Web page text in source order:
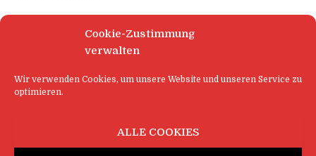
Cookie-Zustimmung
verwalten
Wir verwenden Cookies, um unsere Website und unseren Service zu
optimieren.
ALLE COOKIES